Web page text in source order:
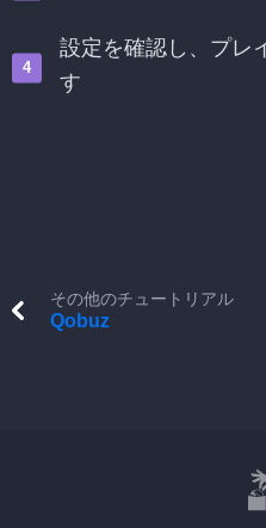
設定を確認し、プレ
す
その他のチュートリアル
Qobuz